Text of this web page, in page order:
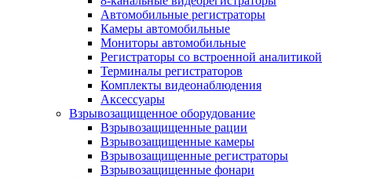
Автомобильные регистраторы
Камеры автомобильные
Мониторы автомобильные
Регистраторы со встроенной аналитикой
Терминалы регистраторов
Комплекты видеонаблюдения
Аксессуары
Взрывозащищенное оборудование
Взрывозащищенные рации
Взрывозащищенные камеры
Взрывозащищенные регистраторы
Взрывозащищенные фонари